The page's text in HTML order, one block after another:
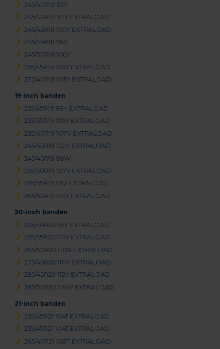
245/40R18 93Y
245/40R18 97Y EXTRALOAD
245/45R18 100Y EXTRALOAD
245/45R18 96Y
245/50R18 100Y
255/45R18 103Y EXTRALOAD
275/40R18 103Y EXTRALOAD
19-inch banden
225/45R19 96Y EXTRALOAD
235/55R19 105Y EXTRALOAD
235/60R19 107V EXTRALOAD
245/45R19 102Y EXTRALOAD
245/45R19 98W
255/50R19 107Y EXTRALOAD
255/55R19 111V EXTRALOAD
265/50R19 110Y EXTRALOAD
20-inch banden
225/40R20 94Y EXTRALOAD
255/55R20 110Y EXTRALOAD
265/50R20 111W EXTRALOAD
275/45R20 110Y EXTRALOAD
285/45R20 112Y EXTRALOAD
285/50R20 116W EXTRALOAD
21-inch banden
235/45R21 104T EXTRALOAD
235/45R21 104T EXTRALOAD
265/40R21 108T EXTRALOAD